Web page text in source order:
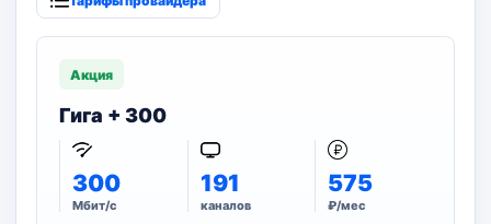
Акция
Гига + 300
300
Мбит/с
191
каналов
575
₽/мес